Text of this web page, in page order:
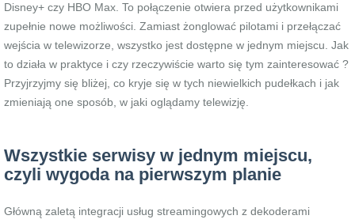
Disney+ czy HBO Max. To połączenie otwiera przed użytkownikami
zupełnie nowe możliwości. Zamiast żonglować pilotami i przełączać
wejścia w telewizorze, wszystko jest dostępne w jednym miejscu. Jak
to działa w praktyce i czy rzeczywiście warto się tym zainteresować ?
Przyjrzyjmy się bliżej, co kryje się w tych niewielkich pudełkach i jak
zmieniają one sposób, w jaki oglądamy telewizję.
Wszystkie serwisy w jednym miejscu,
czyli wygoda na pierwszym planie
Główną zaletą integracji usług streamingowych z dekoderami